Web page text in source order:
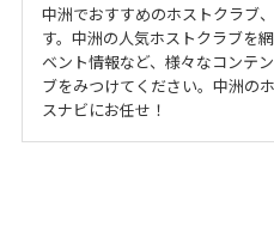
中洲でおすすめのホストクラブ
す。中洲の人気ホストクラブを
ベント情報など、様々なコンテ
ブをみつけてください。中洲の
スナビにお任せ！